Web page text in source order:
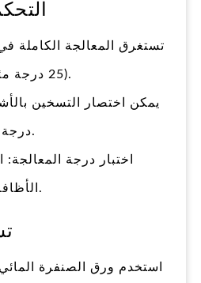
تستغرق المعالجة الكاملة
(25 درجة مئوية) من 2-3 ساعات.
درجة مئوية) إلى 40 دقيقة.
اختبار درجة
الأظافر للحكم على الصلابة.